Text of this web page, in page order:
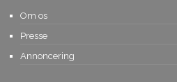
Om os
Presse
Annoncering